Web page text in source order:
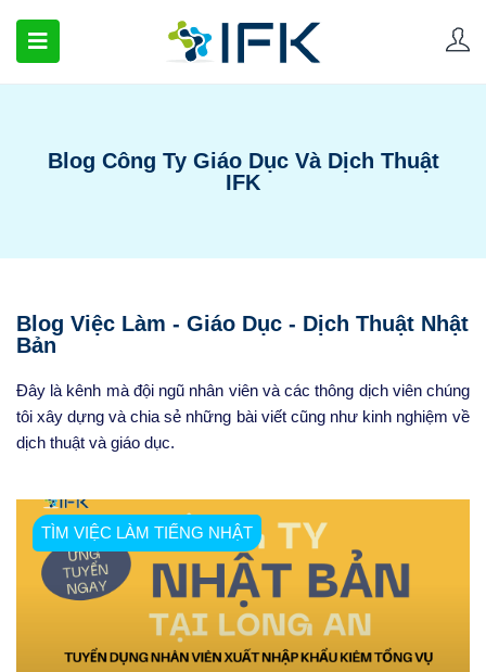
Blog Công Ty Giáo Dục Và Dịch Thuật
IFK
Blog Việc Làm - Giáo Dục - Dịch Thuật Nhật
Bản
Đây là kênh mà đội ngũ nhân viên và các thông dịch viên chúng
tôi xây dựng và chia sẻ những bài viết cũng như kinh nghiệm về
dịch thuật và giáo dục.
TÌM VIỆC LÀM TIẾNG NHẬT